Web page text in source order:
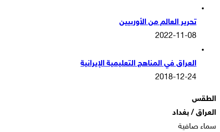
تحرير العالم من الأوربيين
2022-11-08
العراق في المناهج التعليمية الإيرانية
2018-12-24
الطقس
العراق / بغداد
سماء صافية